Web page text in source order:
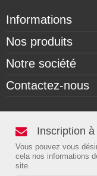
Informations
Nos produits
Notre société
Contactez-nous
Inscription
Vous pouvez vous
cela nos informations
site.